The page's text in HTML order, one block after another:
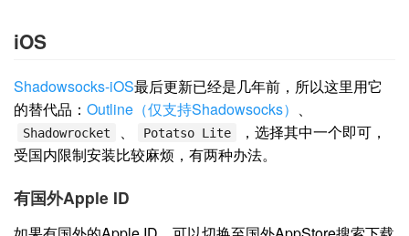
iOS
Shadowsocks-iOS最后更新已经是几年前，所以这里用它
的替代品： Outline（仅支持Shadowsocks） 、
Shadowrocket 、 Potatso Lite
，选择其中一个即可，
受国内限制安装比较麻烦，有两种办法。
有国外Apple ID